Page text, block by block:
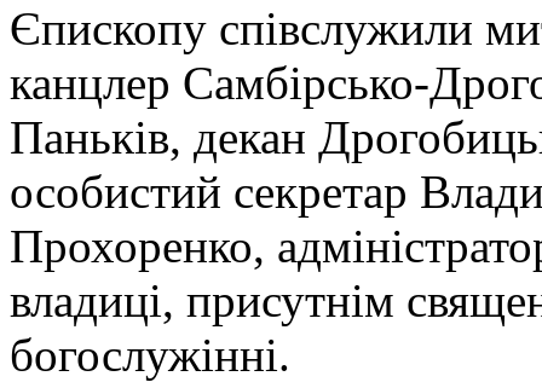
Єпископу співслужили
канцлер Самбірсько-
Паньків, декан
особистий секретар
Прохоренко,
владиці, присутнім
богослужінні.